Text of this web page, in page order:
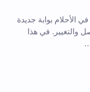
بوابة جديدة
والتغيير. في هذا